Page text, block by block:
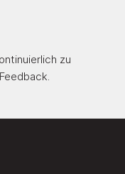
zu